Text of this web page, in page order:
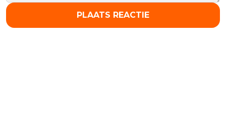
PLAATS REACTIE